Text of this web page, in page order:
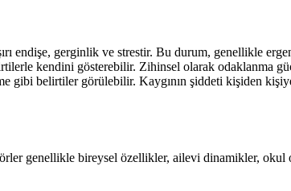
endişe, gerginlik ve strestir. Bu durum, genellikle
kendini gösterebilir. Zihinsel olarak odaklanma
gibi belirtiler görülebilir. Kaygının şiddeti kişiden
genellikle bireysel özellikler, ailevi dinamikler, okul